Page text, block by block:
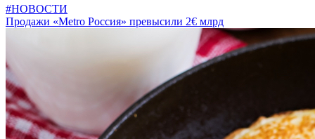
#НОВОСТИ
Продажи «Metro Россия» превысили 2€ млрд